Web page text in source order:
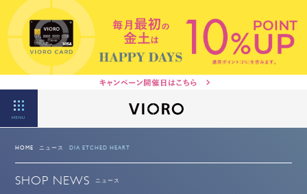
MENU
HOME ニュース DIA ETCHED HEART
SHOP NEWS ニュース